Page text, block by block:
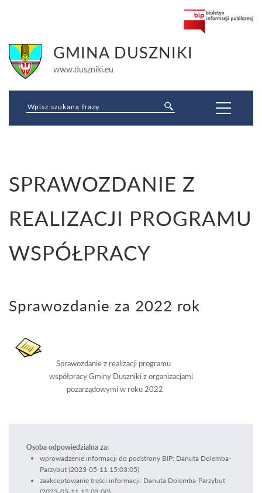
GMINA DUSZNIKI
www.duszniki.eu
Strona główna»Pożytek publiczny »SPRAWOZDANIE Z REALIZACJI
PROGRAMU WSPÓŁPRACY
SPRAWOZDANIE Z
REALIZACJI PROGRAMU
WSPÓŁPRACY
Sprawozdanie za 2022 rok
Sprawozdanie z realizacji programu
współpracy Gminy Duszniki z organizacjami
pozarządowymi w roku 2022
Osoba odpowiedzialna za:
wprowadzenie informacji do podstrony BIP: Danuta Dolemba-
Parzybut (2023-05-11 15:03:05)
zaakceptowanie treści informacji: Danuta Dolemba-Parzybut
(2023-05-11 15:03:00)